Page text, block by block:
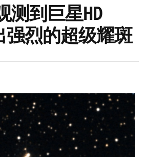
测到巨星HD
强烈的超级耀斑